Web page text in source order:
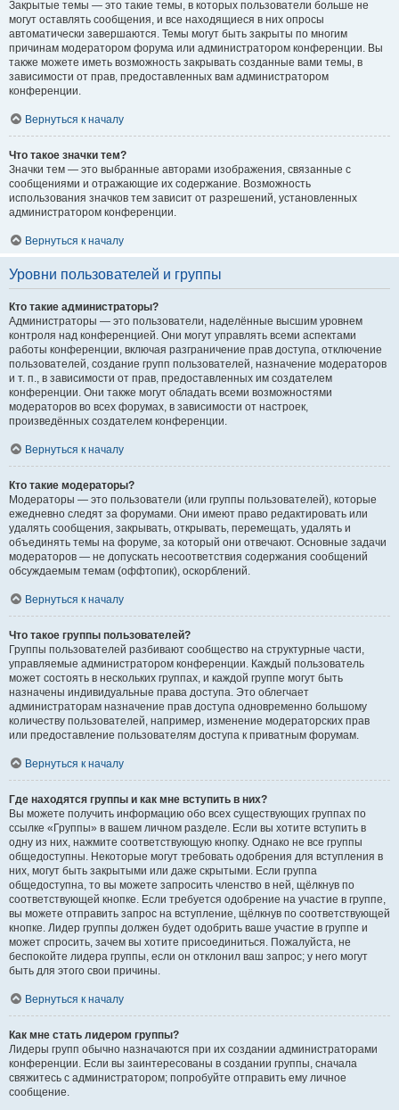
Закрытые темы — это такие темы, в которых пользователи больше не
могут оставлять сообщения, и все находящиеся в них опросы
автоматически завершаются. Темы могут быть закрыты по многим
причинам модератором форума или администратором конференции. Вы
также можете иметь возможность закрывать созданные вами темы, в
зависимости от прав, предоставленных вам администратором
конференции.
Вернуться к началу
Что такое значки тем?
Значки тем — это выбранные авторами изображения, связанные с
сообщениями и отражающие их содержание. Возможность
использования значков тем зависит от разрешений, установленных
администратором конференции.
Вернуться к началу
Уровни пользователей и группы
Кто такие администраторы?
Администраторы — это пользователи, наделённые высшим уровнем
контроля над конференцией. Они могут управлять всеми аспектами
работы конференции, включая разграничение прав доступа, отключение
пользователей, создание групп пользователей, назначение модераторов
и т. п., в зависимости от прав, предоставленных им создателем
конференции. Они также могут обладать всеми возможностями
модераторов во всех форумах, в зависимости от настроек,
произведённых создателем конференции.
Вернуться к началу
Кто такие модераторы?
Модераторы — это пользователи (или группы пользователей), которые
ежедневно следят за форумами. Они имеют право редактировать или
удалять сообщения, закрывать, открывать, перемещать, удалять и
объединять темы на форуме, за который они отвечают. Основные задачи
модераторов — не допускать несоответствия содержания сообщений
обсуждаемым темам (оффтопик), оскорблений.
Вернуться к началу
Что такое группы пользователей?
Группы пользователей разбивают сообщество на структурные части,
управляемые администратором конференции. Каждый пользователь
может состоять в нескольких группах, и каждой группе могут быть
назначены индивидуальные права доступа. Это облегчает
администраторам назначение прав доступа одновременно большому
количеству пользователей, например, изменение модераторских прав
или предоставление пользователям доступа к приватным форумам.
Вернуться к началу
Где находятся группы и как мне вступить в них?
Вы можете получить информацию обо всех существующих группах по
ссылке «Группы» в вашем личном разделе. Если вы хотите вступить в
одну из них, нажмите соответствующую кнопку. Однако не все группы
общедоступны. Некоторые могут требовать одобрения для вступления в
них, могут быть закрытыми или даже скрытыми. Если группа
общедоступна, то вы можете запросить членство в ней, щёлкнув по
соответствующей кнопке. Если требуется одобрение на участие в группе,
вы можете отправить запрос на вступление, щёлкнув по соответствующей
кнопке. Лидер группы должен будет одобрить ваше участие в группе и
может спросить, зачем вы хотите присоединиться. Пожалуйста, не
беспокойте лидера группы, если он отклонил ваш запрос; у него могут
быть для этого свои причины.
Вернуться к началу
Как мне стать лидером группы?
Лидеры групп обычно назначаются при их создании администраторами
конференции. Если вы заинтересованы в создании группы, сначала
свяжитесь с администратором; попробуйте отправить ему личное
сообщение.